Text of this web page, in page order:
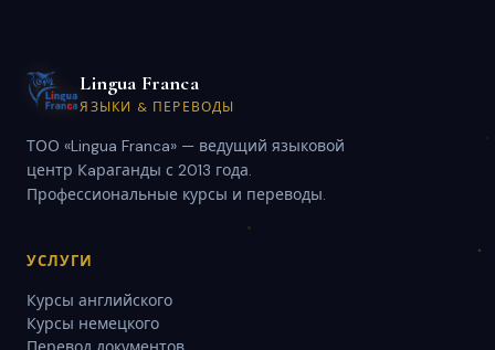
Lingua Franca
ЯЗЫКИ & ПЕРЕВОДЫ
ТОО «Lingua Franca» — ведущий языковой
центр Кaраганды с 2013 года.
Профессиональные курсы и переводы.
УСЛУГИ
Курсы английского
Курсы немецкого